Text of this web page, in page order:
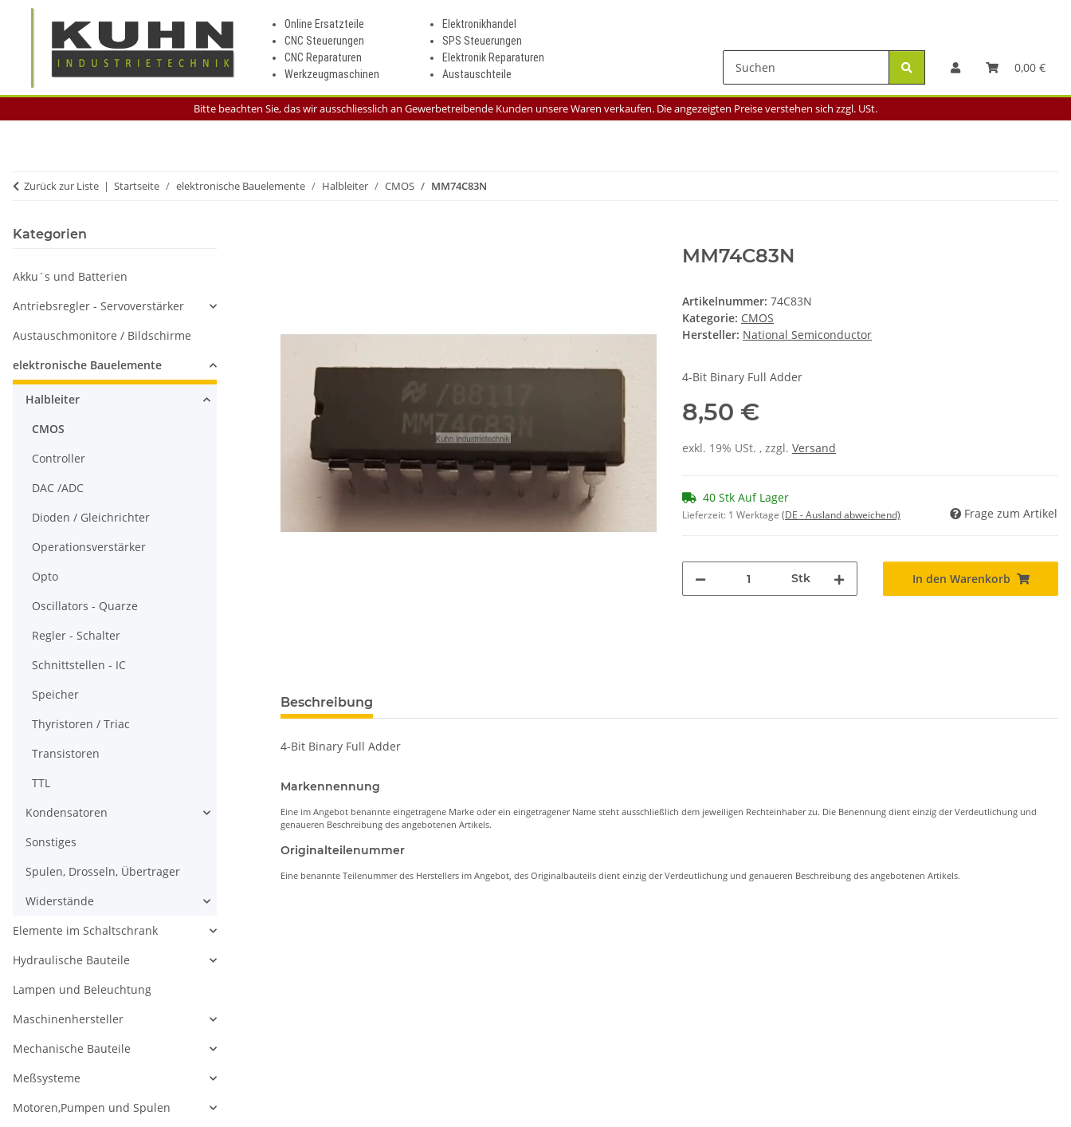
Online Ersatzteile
CNC Steuerungen
CNC Reparaturen
Werkzeugmaschinen
Elektronikhandel
SPS Steuerungen
Elektronik Reparaturen
Austauschteile
0,00 €
Bitte beachten Sie, das wir ausschliesslich an Gewerbetreibende Kunden unsere Waren verkaufen. Die angezeigten Preise verstehen sich zzgl. USt.
Zurück zur Liste Startseite elektronische Bauelemente Halbleiter CMOS MM74C83N
MM74C83N
Artikelnummer: 74C83N
Kategorie: CMOS
Hersteller: National Semiconductor
4-Bit Binary Full Adder
8,50 €
exkl. 19% USt. , zzgl. Versand
40 Stk Auf Lager
Lieferzeit: 1 Werktage (DE - Ausland abweichend) Frage zum Artikel
Stk In den Warenkorb
Beschreibung
4-Bit Binary Full Adder
Markennennung
Eine im Angebot benannte eingetragene Marke oder ein eingetragener Name steht ausschließlich dem jeweiligen Rechteinhaber zu. Die Benennung dient einzig der Verdeutlichung und
genaueren Beschreibung des angebotenen Artikels.
Originalteilenummer
Eine benannte Teilenummer des Herstellers im Angebot, des Originalbauteils dient einzig der Verdeutlichung und genaueren Beschreibung des angebotenen Artikels.
Kategorien
Akku´s und Batterien
Antriebsregler - Servoverstärker
Austauschmonitore / Bildschirme
elektronische Bauelemente
Halbleiter
CMOS
Controller
DAC /ADC
Dioden / Gleichrichter
Operationsverstärker
Opto
Oscillators - Quarze
Regler - Schalter
Schnittstellen - IC
Speicher
Thyristoren / Triac
Transistoren
TTL
Kondensatoren
Sonstiges
Spulen, Drosseln, Übertrager
Widerstände
Elemente im Schaltschrank
Hydraulische Bauteile
Lampen und Beleuchtung
Maschinenhersteller
Mechanische Bauteile
Meßsysteme
Motoren,Pumpen und Spulen